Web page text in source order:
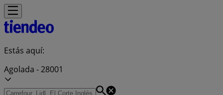
Estás aquí:
Agolada - 28001